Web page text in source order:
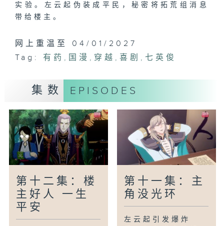
实验。左云起伪装成平民，秘密将拓荒组消息
带给楼主。
网上重温至 04/01/2027
Tag:
有药 , 国漫 , 穿越 ,喜剧 ,七英俊
集数 EPISODES
第十二集：楼
主好人 一生
平安
第十一集：主
角没光环
左云起引发爆炸